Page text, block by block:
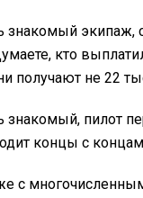
знакомый экипаж,
кто
получают не 22
знакомый, пилот
концы с
с